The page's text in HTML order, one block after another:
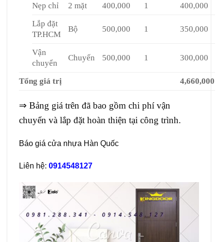
Nẹp chỉ 2 mặt 400,000 1
400,000
Lắp đặt
TP.HCM
Bộ 500,000 1 350,000
Vận
chuyển
Chuyến 500,000 1 300,000
Tổng giá trị 4,660,000
⇒ Bảng giá trên đã bao gồm chi phí vận
chuyển và lắp đặt hoàn thiện tại công trình.
Báo giá cửa nhựa Hàn Quốc
Liên hệ: 0914548127